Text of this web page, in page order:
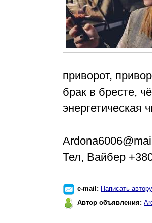
приворот,
брак в бресте,
энергетическая
Тел, Вайбер
e-mail: Написать автору
Автор объявления: